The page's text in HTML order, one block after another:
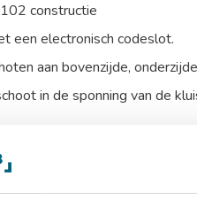
constructie
een electronisch codeslot.
aan bovenzijde,
in de sponning van de
door mangaanstalen harde
verstelbaar uitneembaar